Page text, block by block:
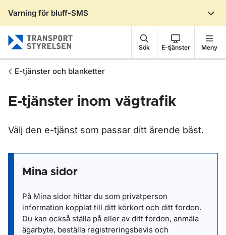
Varning för bluff-SMS
Sök E-tjänster Meny
E-tjänster och blanketter
E-tjänster inom vägtrafik
Välj den e-tjänst som passar ditt ärende bäst.
Mina sidor
På Mina sidor hittar du som privatperson
information kopplat till ditt körkort och ditt fordon.
Du kan också ställa på eller av ditt fordon, anmäla
ägarbyte, beställa registreringsbevis och